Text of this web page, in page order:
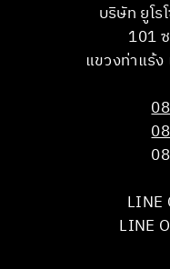
บริษัท ยูโ
101
แขวงท่าแร้
LINE
LINE